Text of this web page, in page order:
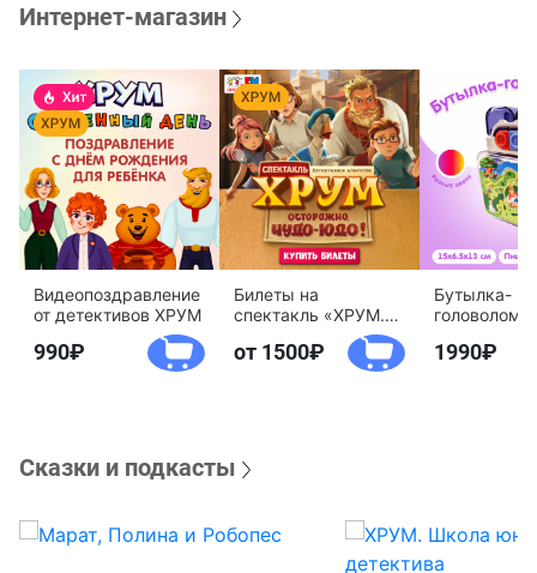
Интернет-магазин
Видеопоздравление
от детективов ХРУМ
990
Билеты на
спектакль «ХРУМ.
Осторожно, Чудо-
Юдо!»
от 1500
Бутылка-
агентство
1990
Сказки и подкасты